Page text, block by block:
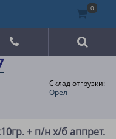
Склад отгрузки:
Орел
+ п/н х/б аппрет.
0